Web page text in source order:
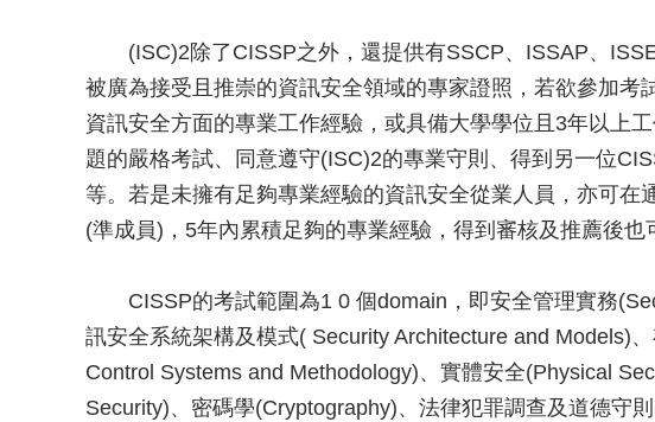
(ISC)2除了CISSP之外，還提供有SSCP、ISSAP、
被廣為接受且推崇的資訊安全領域的專家證照，若欲參加考
資訊安全方面的專業工作經驗，或具備大學學位且3年以上
題的嚴格考試、同意遵守(ISC)2的專業守則、得到另一位
等。若是未擁有足夠專業經驗的資訊安全從業人員，亦可在
(準成員)，5年內累積足夠的專業經驗，得到審核及推薦後也
CISSP的考試範圍為1 0 個domain，即安全管理實務
訊安全系統架構及模式( Security Architecture and Models)
Control Systems and Methodology)、實體安全(Physical
Security)、密碼學(Cryptography)、法律犯罪調查及道德守